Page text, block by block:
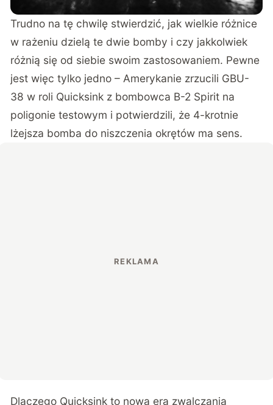
Trudno na tę chwilę stwierdzić, jak wielkie różnice
w rażeniu dzielą te dwie bomby i czy jakkolwiek
różnią się od siebie swoim zastosowaniem. Pewne
jest więc tylko jedno – Amerykanie zrzucili GBU-
38 w roli Quicksink z bombowca B-2 Spirit na
poligonie testowym i potwierdzili, że 4-krotnie
lżejsza bomba do niszczenia okrętów ma sens.
Dlaczego Quicksink to nowa era zwalczania